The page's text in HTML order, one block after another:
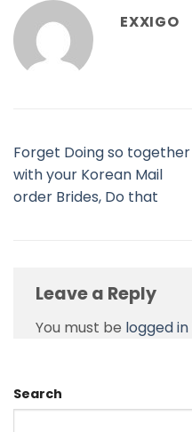
EXXIGO
Forget Doing so together
with your Korean Mail
order Brides, Do that
Leave a Reply
You must be logged in
Search